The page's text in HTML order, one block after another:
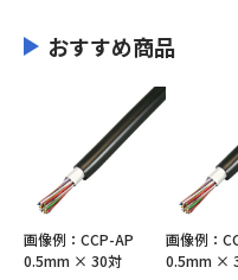
おすすめ商品
画像例：CCP-AP
0.5mm × 30対
画像例：
0.5mm ×